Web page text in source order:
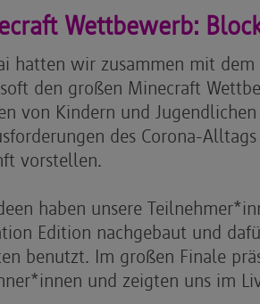
Wettbewerb:
hatten wir zusammen mit dem
den großen Minecraft
von Kindern und
des Corona-
vorstellen.
haben unsere
Edition nachgebaut und
benutzt. Im großen Finale
und zeigten uns im